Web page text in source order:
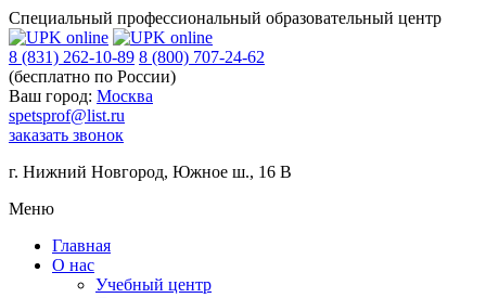
Специальный профессиональный образовательный центр
8 (831) 262-10-89 8 (800) 707-24-62
(бесплатно по России)
Ваш город: Москва
spetsprof@list.ru
заказать звонок
г. Нижний Новгород, Южное ш., 16 В
Меню
Главная
О нас
Учебный центр